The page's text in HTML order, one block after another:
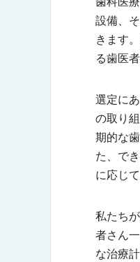
設備、
きます
る歯医
選定に
の取り
期的な
た、で
に応じ
私たち
者さん
な治療